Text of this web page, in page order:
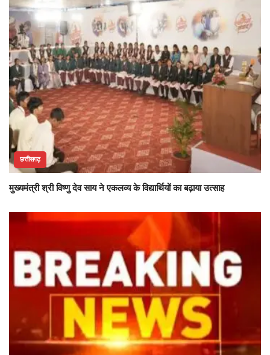
छत्तीसगढ़
मुख्यमंत्री श्री विष्णु देव साय ने एकलव्य के विद्यार्थियों का बढ़ाया उत्साह